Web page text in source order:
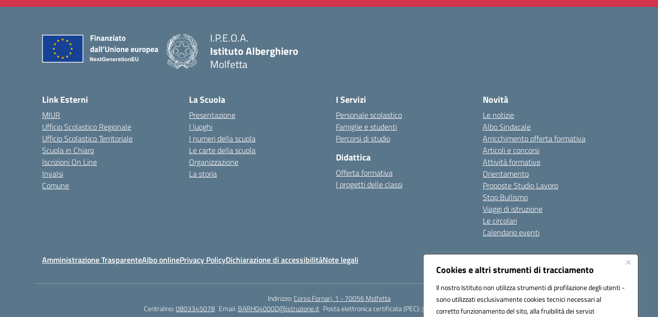
Cookies e altri strumenti di tracciamento
Il nostro Istituto non utilizza strumenti di profilazione degli utenti -
sono utilizzati esclusivamente cookies tecnici necessari al
corretto funzionamento del sito, alla fruibilità dei servizi
I.P.E.O.A.
Istituto Alberghiero
Molfetta
Link Esterni
MIUR
Ufficio Scolastico Regionale
Ufficio Scolastico Territoriale
Scuola in Chiaro
Iscrizioni On Line
Invalsi
Comune
La Scuola
Presentazione
I luoghi
I numeri della scuola
Le carte della scuola
Organizzazione
La storia
I Servizi
Personale scolastico
Famiglie e studenti
Percorsi di studio
Didattica
Offerta formativa
I progetti delle classi
Novità
Le notizie
Albo Sindacale
Arricchimento offerta formativa
Articoli e concorsi
Attività formative
Orientamento
Proposte Studio Lavoro
Stop Bullismo
Viaggi di istruzione
Le circolari
Calendario eventi
Amministrazione TrasparenteAlbo onlinePrivacy PolicyDichiarazione di accessibilitàNote legali Seguici su:
Indirizzo: Corso Fornari, 1 - 70056 Molfetta
Centralino:0803345078 Email: BARH04000D@istruzione.it Posta elettronica certificata (PEC): BARH04000D@pec.istruzione.it